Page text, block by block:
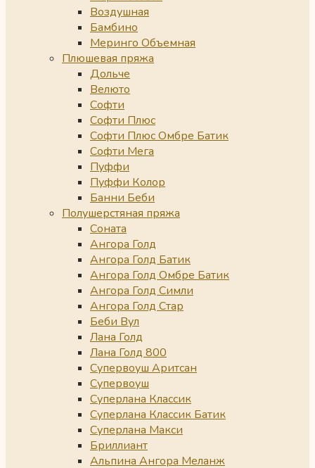
Воздушная
Бамбино
Меринго Объемная
Плюшевая пряжа
Дольче
Велюто
Софти
Софти Плюс
Софти Плюс Омбре Батик
Софти Мега
Пуффи
Пуффи Колор
Банни Беби
Полушерстяная пряжа
Соната
Ангора Голд
Ангора Голд Батик
Ангора Голд Омбре Батик
Ангора Голд Симли
Ангора Голд Стар
Беби Вул
Лана Голд
Лана Голд 800
Супервоуш Аритсан
Супервоуш
Суперлана Классик
Суперлана Классик Батик
Суперлана Макси
Бриллиант
Альпина Ангора Меланж